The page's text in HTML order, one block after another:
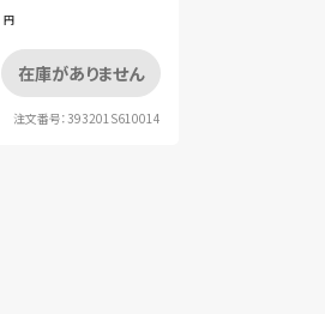
円
在庫がありません
注文番号：393201S610014